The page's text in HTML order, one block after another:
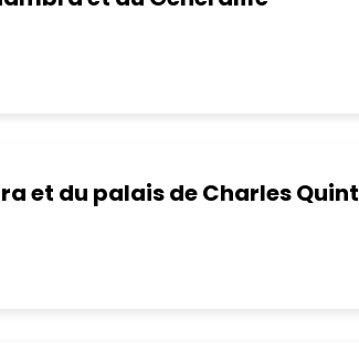
et du palais de Charles Quint